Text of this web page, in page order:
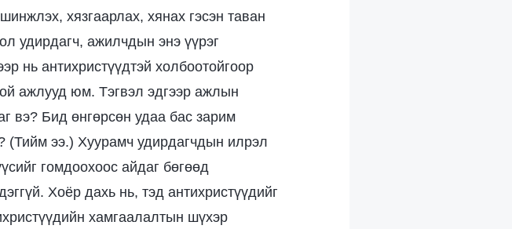
хязгаарлах, хянах гэсэн таван
удирдагч, ажилчдын энэ үүрэг
нь антихристүүдтэй холбоотойгоор
ажлууд юм. Тэгвэл эдгээр ажлын
вэ? Бид өнгөрсөн удаа бас зарим
(Тийм ээ.) Хуурамч удирдагчдын илрэл
гомдоохоос айдаг бөгөөд
Хоёр дахь нь, тэд антихристүүдийг
хамгаалалтын шүхэр